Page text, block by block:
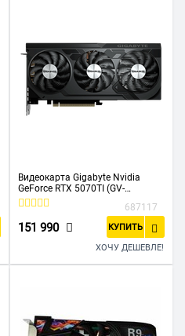
Видеокарта Gigabyte Nvidia
GeForce RTX 5070TI (GV-
N507TWF3OCV2-16GD) 16ГБ
687117
151 990 КУПИТЬ
ХОЧУ ДЕШЕВЛЕ!